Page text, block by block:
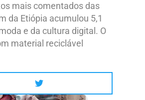
mais comentados das
da Etiópia acumulou 5,1
e da cultura digital. O
material reciclável